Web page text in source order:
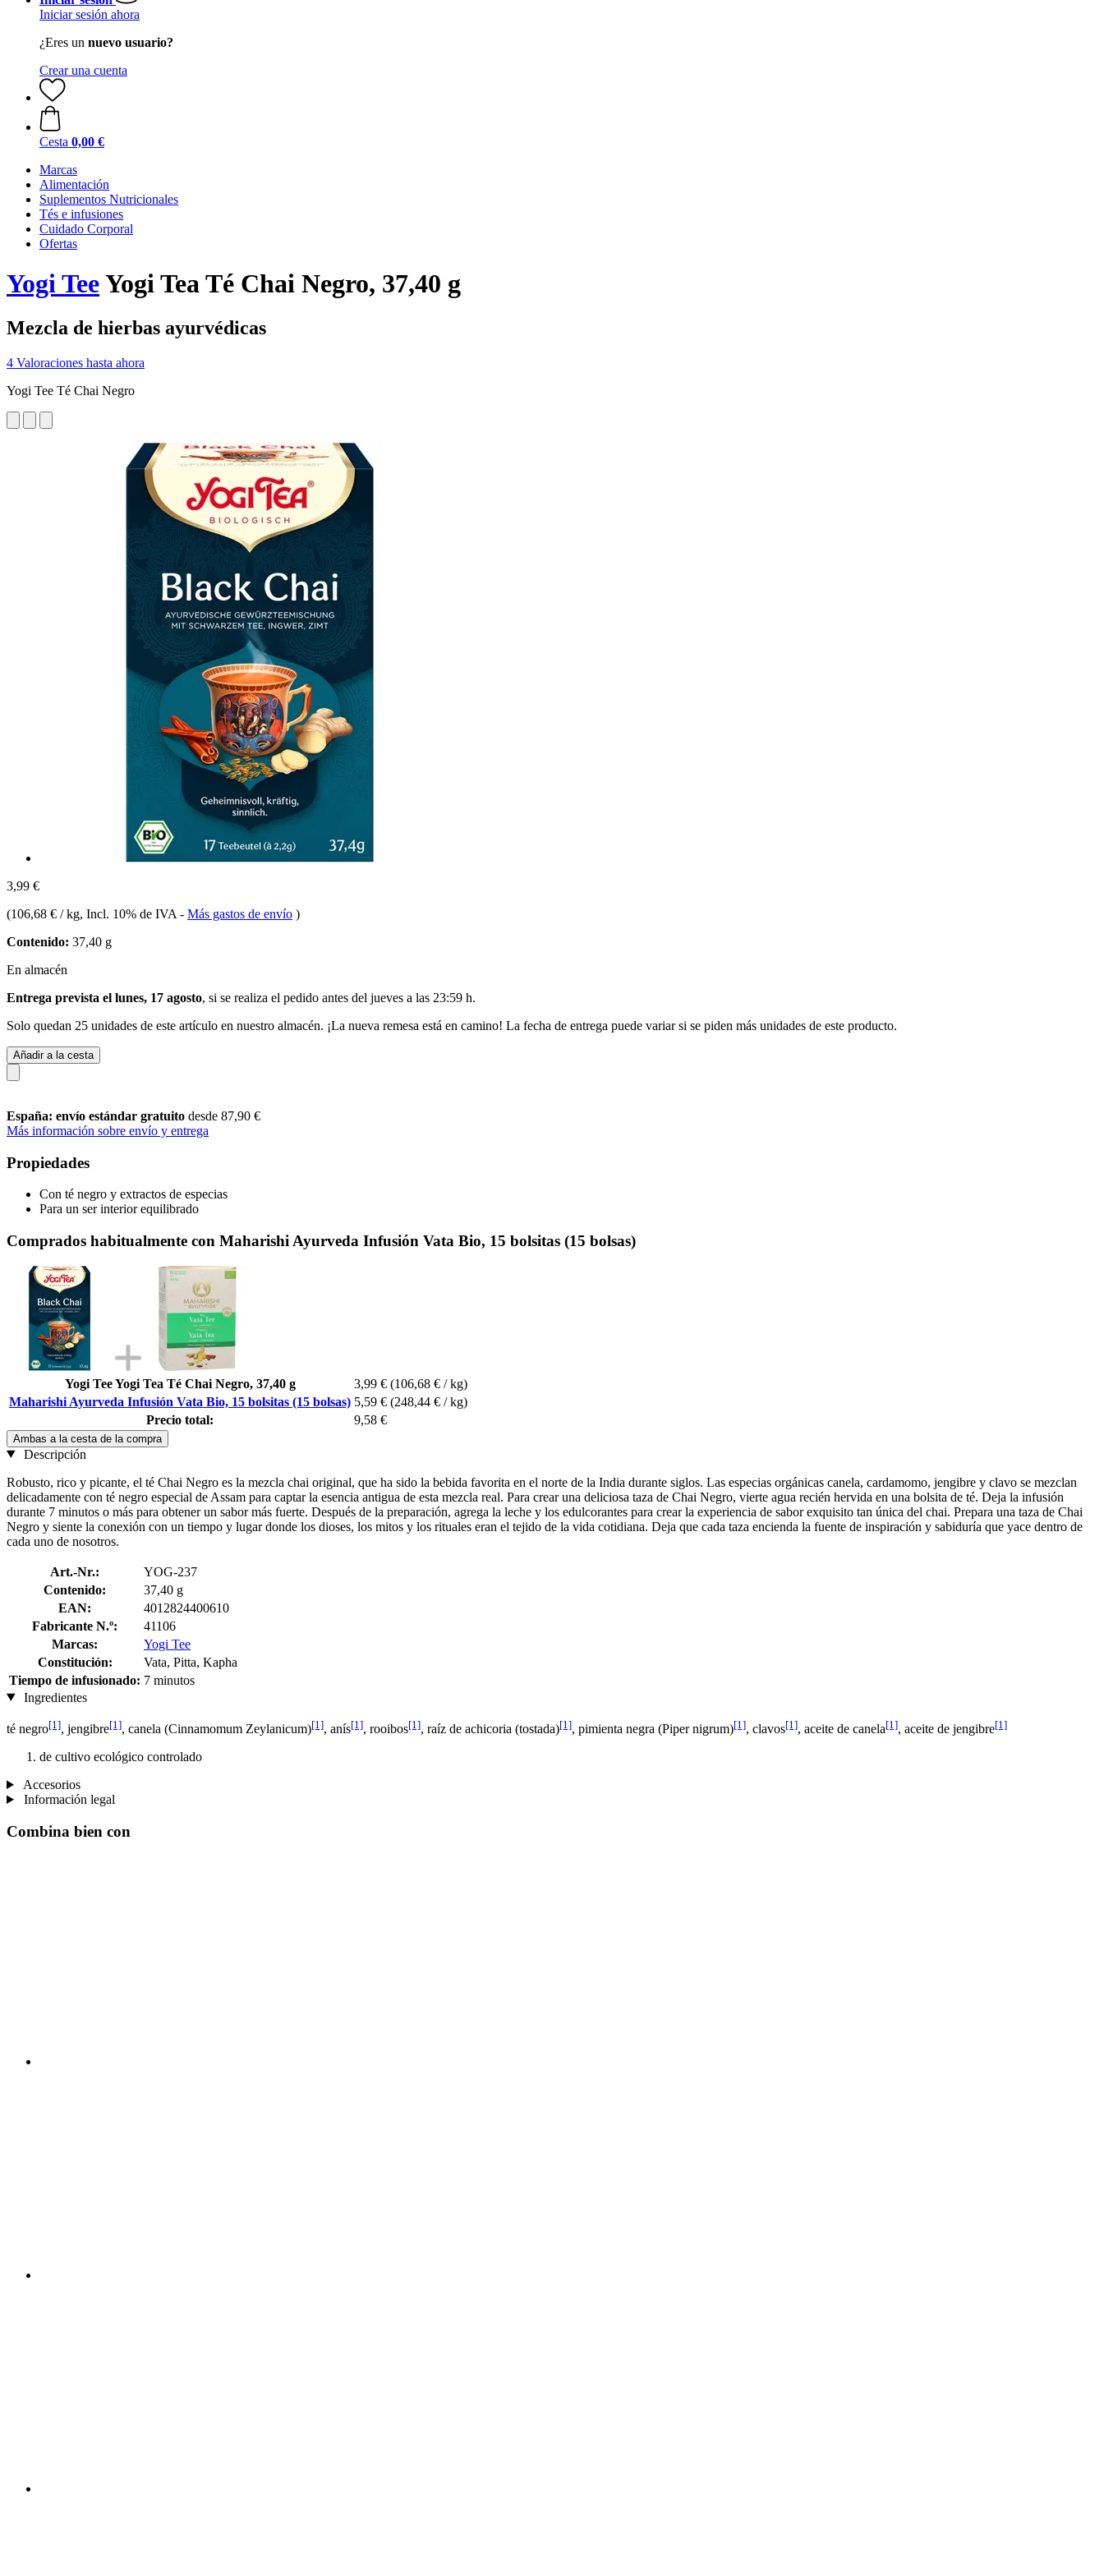
Iniciar sesión ahora
¿Eres un nuevo usuario?
Crear una cuenta
Cesta 0,00 €
Marcas
Alimentación
Suplementos Nutricionales
Tés e infusiones
Cuidado Corporal
Ofertas
Yogi TeeYogi Tea Té Chai Negro, 37,40 g
Mezcla de hierbas ayurvédicas
4 Valoraciones hasta ahora
Yogi Tee Té Chai Negro
3,99 €
(106,68 € / kg, Incl. 10% de IVA - Más gastos de envío )
Contenido: 37,40 g
En almacén
Entrega prevista el lunes, 17 agosto, si se realiza el pedido antes del jueves a las 23:59 h.
Solo quedan 25 unidades de este artículo en nuestro almacén. ¡La nueva remesa está en camino! La fecha de entrega puede variar si se piden más unidades de este producto.
Añadir a la cesta
España: envío estándar gratuito desde 87,90 €
Más información sobre envío y entrega
Propiedades
Con té negro y extractos de especias
Para un ser interior equilibrado
Comprados habitualmente con Maharishi Ayurveda Infusión Vata Bio, 15 bolsitas (15 bolsas)
Yogi Tee Yogi Tea Té Chai Negro, 37,40 g 3,99 € (106,68 € / kg)
Maharishi Ayurveda Infusión Vata Bio, 15 bolsitas (15 bolsas) 5,59 € (248,44 € / kg)
Precio total:
9,58 €
Ambas a la cesta de la compra
Descripción
Robusto, rico y picante, el té Chai Negro es la mezcla chai original, que ha sido la bebida favorita en el norte de la India durante siglos. Las especias orgánicas canela, cardamomo, jengibre y clavo se mezclan
delicadamente con té negro especial de Assam para captar la esencia antigua de esta mezcla real. Para crear una deliciosa taza de Chai Negro, vierte agua recién hervida en una bolsita de té. Deja la infusión
durante 7 minutos o más para obtener un sabor más fuerte. Después de la preparación, agrega la leche y los edulcorantes para crear la experiencia de sabor exquisito tan única del chai. Prepara una taza de Chai
Negro y siente la conexión con un tiempo y lugar donde los dioses, los mitos y los rituales eran el tejido de la vida cotidiana. Deja que cada taza encienda la fuente de inspiración y sabiduría que yace dentro de
cada uno de nosotros.
Art.-Nr.:
YOG-237
Contenido:
37,40 g
EAN:
4012824400610
Fabricante N.º:
41106
Marcas:
Yogi Tee
Constitución:
Vata, Pitta, Kapha
Tiempo de infusionado: 7 minutos
Ingredientes
té negro[1], jengibre[1], canela (Cinnamomum Zeylanicum)[1], anís[1], rooibos[1], raíz de achicoria (tostada)[1], pimienta negra (Piper nigrum)[1], clavos[1], aceite de canela[1], aceite de jengibre[1]
de cultivo ecológico controlado
Accesorios
Información legal
Combina bien con